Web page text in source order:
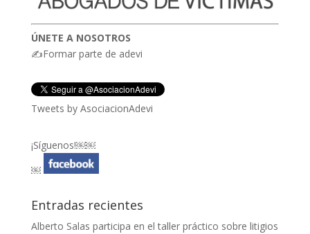
ÚNETE A NOSOTROS
✍Formar parte de adevi
Tweets by AsociacionAdevi
¡Síguenos!￼￼
￼
Entradas recientes
Alberto Salas participa en el taller práctico sobre litigios